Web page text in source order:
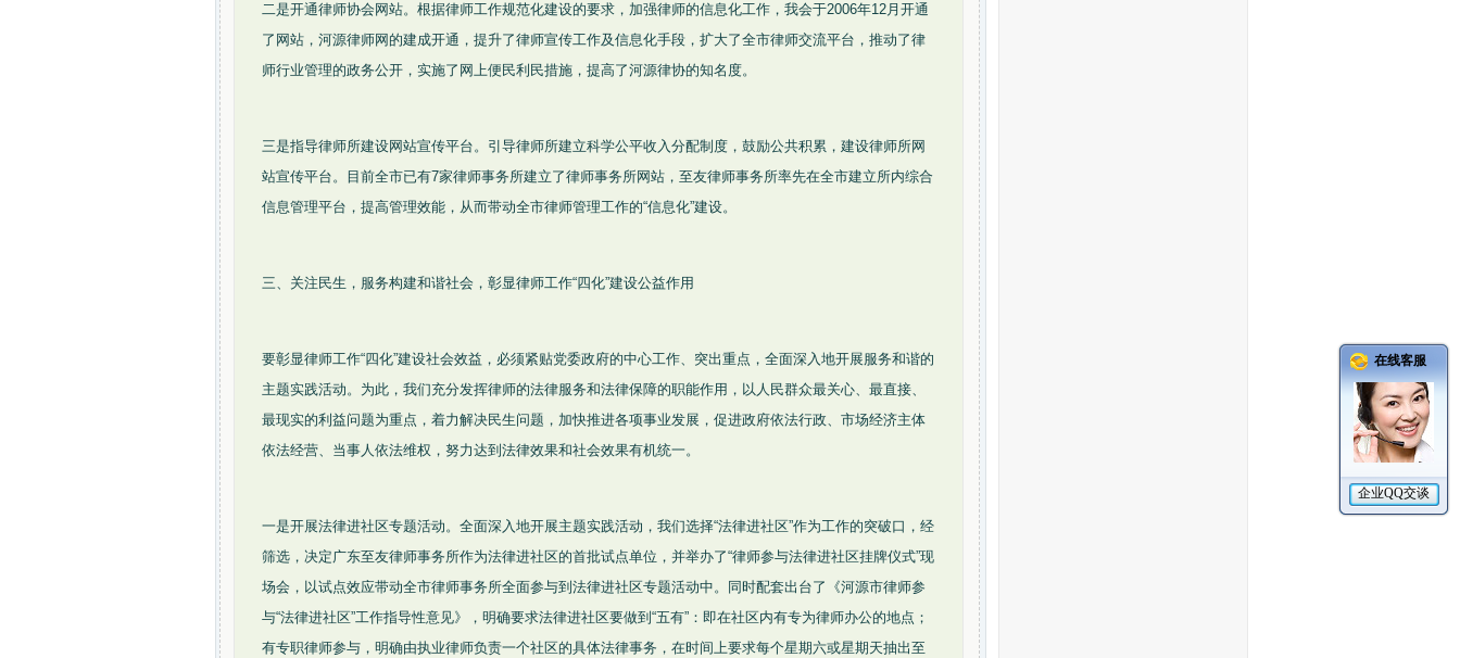
二是开通律师协会网站。根据律师工作规范化建设的要求，加强律师的信息化工作，我会于2006年12月开通
了网站，河源律师网的建成开通，提升了律师宣传工作及信息化手段，扩大了全市律师交流平台，推动了律
师行业管理的政务公开，实施了网上便民利民措施，提高了河源律协的知名度。
三是指导律师所建设网站宣传平台。引导律师所建立科学公平收入分配制度，鼓励公共积累，建设律师所网
站宣传平台。目前全市已有7家律师事务所建立了律师事务所网站，至友律师事务所率先在全市建立所内综合
信息管理平台，提高管理效能，从而带动全市律师管理工作的“信息化”建设。
三、关注民生，服务构建和谐社会，彰显律师工作“四化”建设公益作用
要彰显律师工作“四化”建设社会效益，必须紧贴党委政府的中心工作、突出重点，全面深入地开展服务和谐的
主题实践活动。为此，我们充分发挥律师的法律服务和法律保障的职能作用，以人民群众最关心、最直接、
最现实的利益问题为重点，着力解决民生问题，加快推进各项事业发展，促进政府依法行政、市场经济主体
依法经营、当事人依法维权，努力达到法律效果和社会效果有机统一。
一是开展法律进社区专题活动。全面深入地开展主题实践活动，我们选择“法律进社区”作为工作的突破口，经
筛选，决定广东至友律师事务所作为法律进社区的首批试点单位，并举办了“律师参与法律进社区挂牌仪式”现
场会，以试点效应带动全市律师事务所全面参与到法律进社区专题活动中。同时配套出台了《河源市律师参
与“法律进社区”工作指导性意见》，明确要求法律进社区要做到“五有”：即在社区内有专为律师办公的地点；
有专职律师参与，明确由执业律师负责一个社区的具体法律事务，在时间上要求每个星期六或星期天抽出至